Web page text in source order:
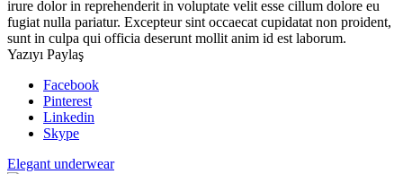
irure dolor in reprehenderit in voluptate velit esse cillum dolore eu
fugiat nulla pariatur. Excepteur sint occaecat cupidatat non proident,
sunt in culpa qui officia deserunt mollit anim id est laborum.
Yazıyı Paylaş
Facebook
Pinterest
Linkedin
Skype
Elegant underwear